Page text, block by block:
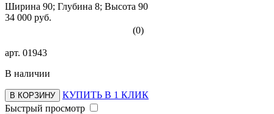
Ширина 90; Глубина 8; Высота 90
34 000 руб.
(0)
арт. 01943
В наличии
В КОРЗИНУ
КУПИТЬ В 1 КЛИК
Быстрый просмотр